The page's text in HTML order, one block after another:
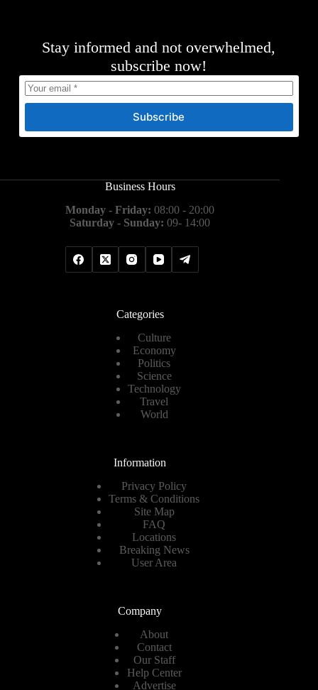
Stay informed and not overwhelmed,
subscribe now!
Subscribe
Business Hours
Monday - Friday: 08:00 - 20:00
Saturday - Sunday: 09- 14:00
Categories
Culture
Economy
Politics
Science
Technology
Travel
World
Information
Privacy Policy
Terms & Conditions
Site Map
FAQ
Locations
Breaking News
User Area
Company
About
Contact
Our Staff
Help Center
Advertise